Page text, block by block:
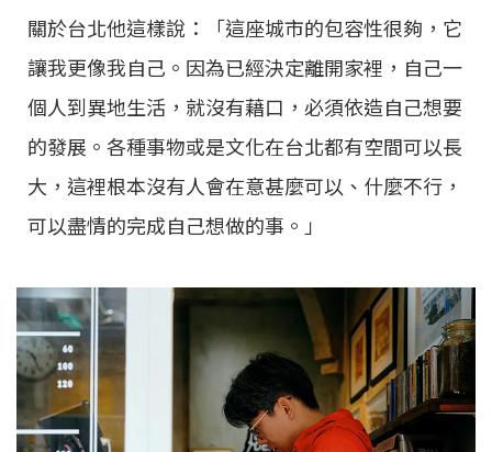
關於台北他這樣說：「這座城市的包容性很夠，它
讓我更像我自己。因為已經決定離開家裡，自己一
個人到異地生活，就沒有藉口，必須依造自己想要
的發展。各種事物或是文化在台北都有空間可以長
大，這裡根本沒有人會在意甚麼可以、什麼不行，
可以盡情的完成自己想做的事。」